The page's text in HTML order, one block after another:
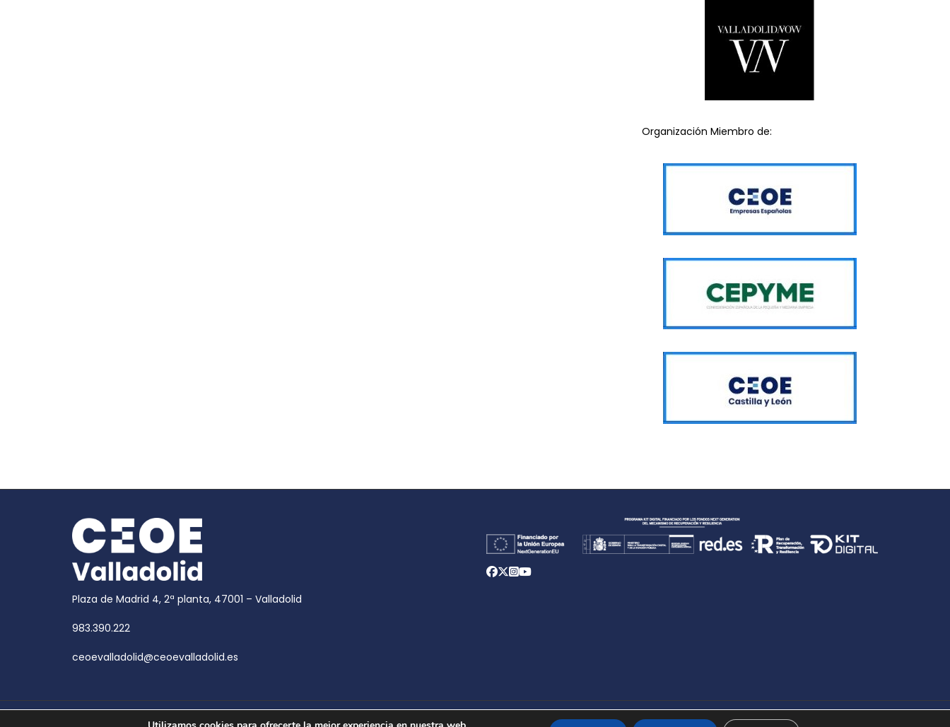
Organización Miembro de:
Plaza de Madrid 4, 2ª planta, 47001 – Valladolid
983.390.222
ceoevalladolid@ceoevalladolid.es